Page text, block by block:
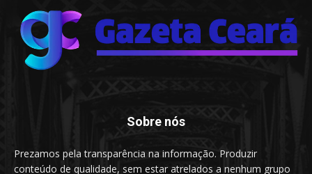
Sobre nós
Prezamos pela transparência na informação. Produzir
conteúdo de qualidade, sem estar atrelados a nenhum grupo